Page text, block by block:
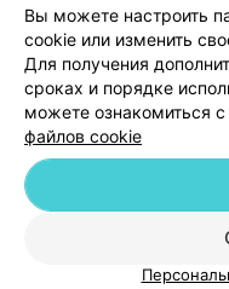
Обработка
© 2026 ООО «Артокс Лаб»,
г. Минск, улица
Служба
Вы можете настроить
cookie или изменить
Для получения
сроках и порядке
можете ознакомиться
файлов cookie